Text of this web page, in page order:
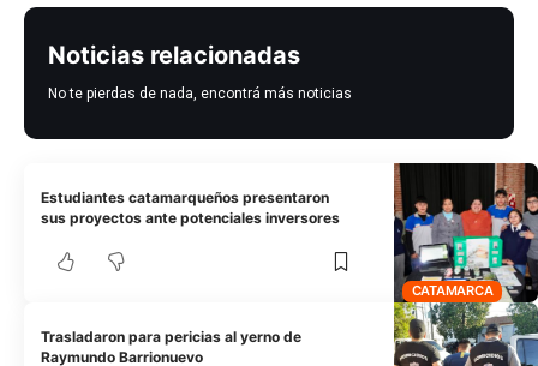
Noticias relacionadas
No te pierdas de nada, encontrá más noticias
CATAMARCA
Estudiantes catamarqueños presentaron
sus proyectos ante potenciales inversores
Trasladaron para pericias al yerno de
Raymundo Barrionuevo